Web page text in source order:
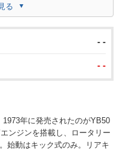
る
- -
- -
年に発売されたのがYB50
ンジンを搭載し、ロータリー
始動はキック式のみ。リアキ